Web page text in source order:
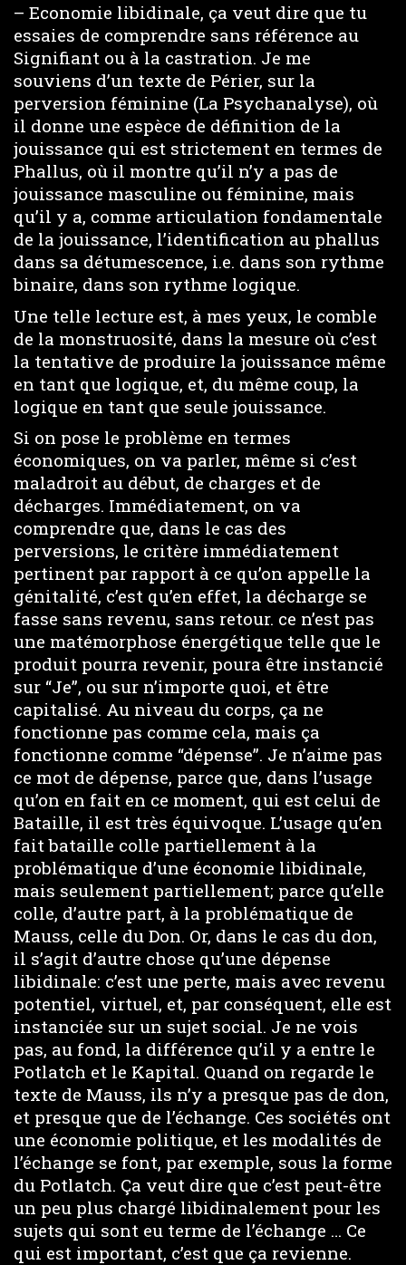
– Economie libidinale, ça veut dire que tu
essaies de comprendre sans référence au
Signifiant ou à la castration. Je me
souviens d’un texte de Périer, sur la
perversion féminine (La Psychanalyse), où
il donne une espèce de définition de la
jouissance qui est strictement en termes de
Phallus, où il montre qu’il n’y a pas de
jouissance masculine ou féminine, mais
qu’il y a, comme articulation fondamentale
de la jouissance, l’identification au phallus
dans sa détumescence, i.e. dans son rythme
binaire, dans son rythme logique.
Une telle lecture est, à mes yeux, le comble
de la monstruosité, dans la mesure où c’est
la tentative de produire la jouissance même
en tant que logique, et, du même coup, la
logique en tant que seule jouissance.
Si on pose le problème en termes
économiques, on va parler, même si c’est
maladroit au début, de charges et de
décharges. Immédiatement, on va
comprendre que, dans le cas des
perversions, le critère immédiatement
pertinent par rapport à ce qu’on appelle la
génitalité, c’est qu’en effet, la décharge se
fasse sans revenu, sans retour. ce n’est pas
une matémorphose énergétique telle que le
produit pourra revenir, poura être instancié
sur “Je”, ou sur n’importe quoi, et être
capitalisé. Au niveau du corps, ça ne
fonctionne pas comme cela, mais ça
fonctionne comme “dépense”. Je n’aime pas
ce mot de dépense, parce que, dans l’usage
qu’on en fait en ce moment, qui est celui de
Bataille, il est très équivoque. L’usage qu’en
fait bataille colle partiellement à la
problématique d’une économie libidinale,
mais seulement partiellement; parce qu’elle
colle, d’autre part, à la problématique de
Mauss, celle du Don. Or, dans le cas du don,
il s’agit d’autre chose qu’une dépense
libidinale: c’est une perte, mais avec revenu
potentiel, virtuel, et, par conséquent, elle est
instanciée sur un sujet social. Je ne vois
pas, au fond, la différence qu’il y a entre le
Potlatch et le Kapital. Quand on regarde le
texte de Mauss, ils n’y a presque pas de don,
et presque que de l’échange. Ces sociétés ont
une économie politique, et les modalités de
l’échange se font, par exemple, sous la forme
du Potlatch. Ça veut dire que c’est peut-être
un peu plus chargé libidinalement pour les
sujets qui sont eu terme de l’échange … Ce
qui est important, c’est que ça revienne.